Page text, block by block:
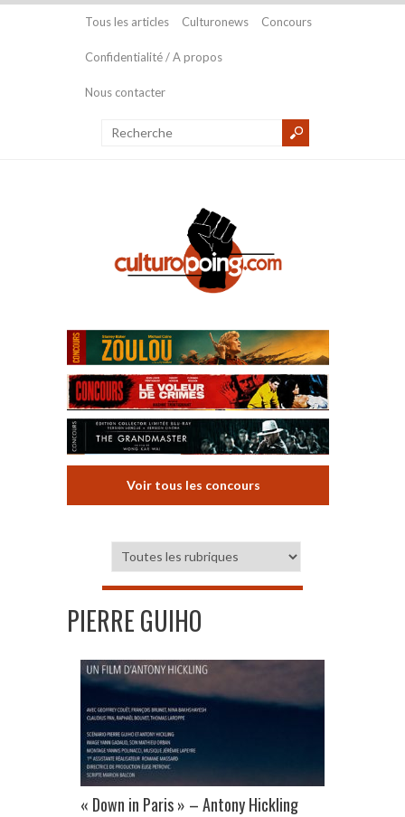
Tous les articles Culturonews Concours
Confidentialité / A propos
Nous contacter
Voir tous les concours
PIERRE GUIHO
« Down in Paris » – Antony Hickling